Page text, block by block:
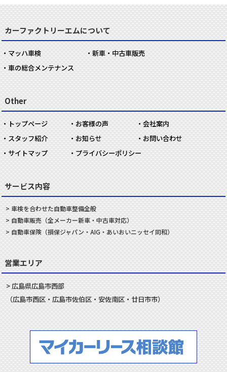
カーファクトリーエムについて
マッハ車検
新車・中古車販売
車の総合メンテナンス
Other
トップページ お客様の声
会社案内
スタッフ紹介
お知らせ
お問い合わせ
サイトマップ
プライバシーポリシー
サービス内容
車検を合わせた自動車整備全般
自動車販売 （全メーカー新車・中古車対応）
自動車保険（損保ジャパン・AIG・あいおいニッセイ同和）
営業エリア
広島県広島市西部
（広島市西区・ 広島市佐伯区・ 安佐南区・ 廿日市市）